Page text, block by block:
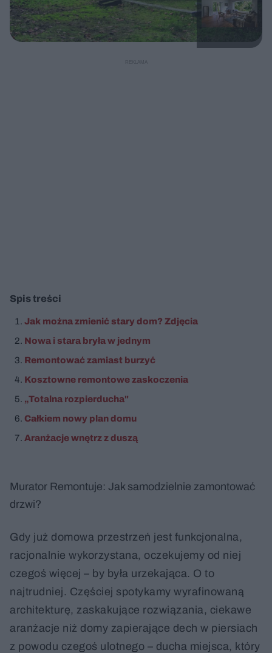
Spis treści
Jak można zmienić stary dom? Zdjęcia
Nowa i stara bryła w jednym
Remontować zamiast burzyć
Kosztowne remontowe zaskoczenia
„Totalna rozpierducha"
Całkiem nowy plan domu
Aranżacje wnętrz z duszą
Murator Remontuje: Jak samodzielnie zamontować
drzwi?
Gdy już domowa przestrzeń jest funkcjonalna,
racjonalnie wykorzystana, oczekujemy od niej
czegoś więcej – by była urzekająca. O to
najtrudniej. Częściej spotykamy wyrafinowaną
architekturę, zaskakujące rozwiązania, ciekawe
aranżacje niż domy zapierające dech w piersiach
z powodu czegoś ulotnego – ducha miejsca, który